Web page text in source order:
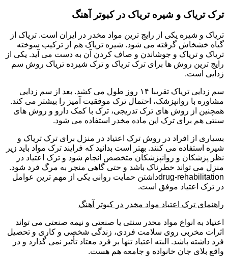
ترک تریاک و شیره تریاک در کبوتر آهنگ
تریاک و شیره یکی از رایج ترین مواد مخدر در ایران است. تریاک از
گیاه خشخاش گرفته می شود. شیره تریاک هم از ترکیب سوخته
تریاک و تریاک و جوشاندن و صاف کردن آن به دست می آید. یکی از
رایج ترین روش ها برای ترک تریاک و ترک شیرده تریاک روش سم
زدایی است.
سم زدایی تریاک تقریبا ۱۴ روز طول می کشد. بعد از سم زدایی
مشاوره با روانپزشک، احتمال ترک موفقیت آمیز را بیشتر می کند.
همچنین از روش های ترک تدریجی، ترک با کمک دارو و روش های
سنتی هم برای ترک این ماده مخدر استفاده می شود.
بسیاری از افراد در روش ترک اعتیاد در منزل برای ترک تریاک و
شیره استفاده می کنند. بهتر است بدانید که فرایند ترک مواد باید زیر
نظر پزشکان و روانپزشکان متخصص انجام شود و ترک اعتیاد در
منزل می تواند خطرناک باشد و حتی گاهی منجر به مرگ فرد شود.
drug-rehabilitationداشتن حمایت روانی یکی از مهم ترین عوامل
در ترک اعتیاد موفق است.
راهنمای ترک اعتیاد مواد مخدر در کبوتر آهنگ
اعتیاد به انواع مواد مخدر سنتی یا صنعتی و نیمه صنعتی می تواند
اثرات مخربی روی سلامت فردی، زندگی شخصی و کاری و تحصیل
فرد داشته باشد. البته اعتیاد تنها بر فرد معتاد تأثیر نمی گذارد و در
واقع بلای جان خانواده و جامعه هم هست.